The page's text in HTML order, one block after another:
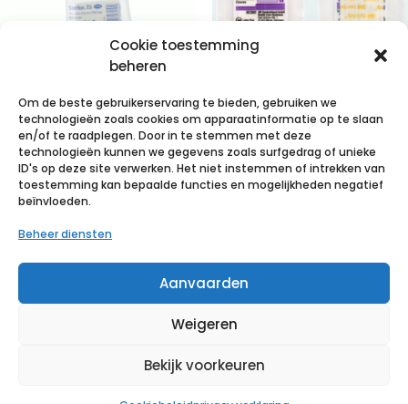
Cookie toestemming
beheren
Om de beste gebruikerservaring te bieden, gebruiken we
technologieën zoals cookies om apparaatinformatie op te slaan
en/of te raadplegen. Door in te stemmen met deze
technologieën kunnen we gegevens zoals surfgedrag of unieke
ID's op deze site verwerken. Het niet instemmen of intrekken van
toestemming kan bepaalde functies en mogelijkheden negatief
beïnvloeden.
Beheer diensten
Aanvaarden
Weigeren
Bekijk voorkeuren
STERILUX ES
5x5cm 8l.st.
50×3 p/s
4,28 incl. btw
Voeg toe aan verlanglijst
3M Steri-Strip
hechtstrips,
3mm x 75mm,
Voeg toe aan verlanglijst